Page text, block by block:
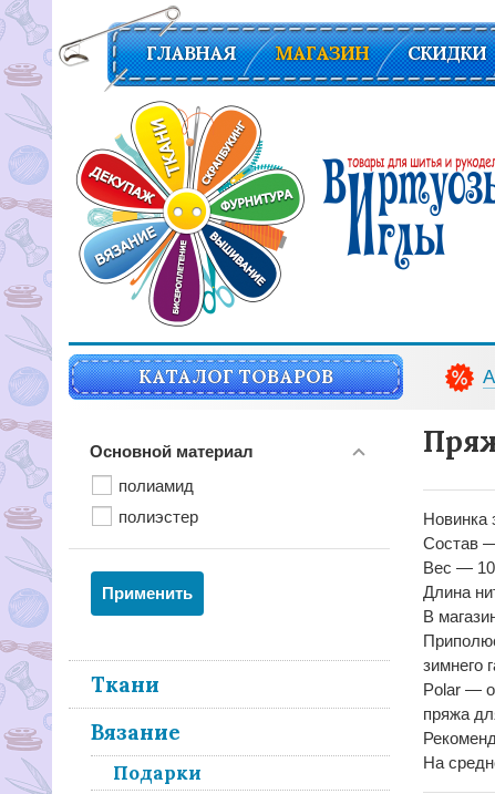
ГЛАВНАЯ МАГАЗИН СКИДКИ
КАТАЛОГ ТОВАРОВ
Основной материал
полиамид
полиэстер
Ткани
Вязание
Подарки
Новинка
Состав
Вес —
Длина
В
зимнего
Polar —
пряжа
На